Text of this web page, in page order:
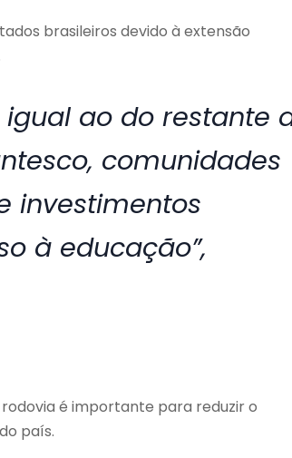
brasileiros devido à extensão
igual ao do restante
comunidades
investimentos
à educação”,
é importante para reduzir o
país.